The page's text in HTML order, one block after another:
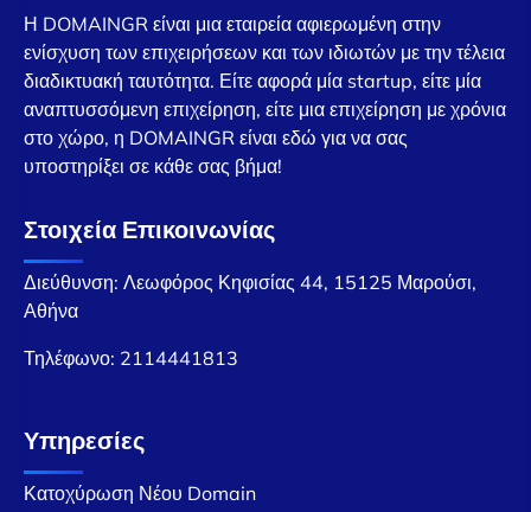
Η DOMAINGR είναι μια εταιρεία αφιερωμένη στην
ενίσχυση των επιχειρήσεων και των ιδιωτών με την τέλεια
διαδικτυακή ταυτότητα. Είτε αφορά μία startup, είτε μία
αναπτυσσόμενη επιχείρηση, είτε μια επιχείρηση με χρόνια
στο χώρο, η DOMAINGR είναι εδώ για να σας
υποστηρίξει σε κάθε σας βήμα!
Στοιχεία Επικοινωνίας
Διεύθυνση: Λεωφόρος Κηφισίας 44, 15125 Μαρούσι,
Αθήνα
Τηλέφωνο: 2114441813
Υπηρεσίες
Κατοχύρωση Νέου Domain